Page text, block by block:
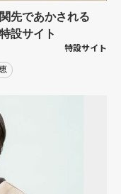
先であかされる
設サイト
特設サイト